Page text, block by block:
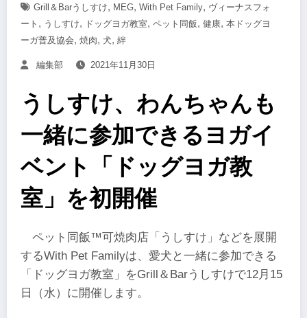
Grill＆Barうしすけ, MEG, With Pet Family, ヴィーナスフォ
ート , うしすけ, ドッグヨガ教室, ペット同飯, 健康, 本ドッグヨ
ーガ普及協会, 焼肉, 犬, 絆
編集部 2021年11月30日
うしすけ、わんちゃんも
一緒に参加できるヨガイ
ベント「ドッグヨガ教
室」を初開催
ペット同飯™可焼肉店「うしすけ」などを展開
するWith Pet Familyは、愛犬と一緒に参加できる
「ドッグヨガ教室」をGrill＆Barうしすけで12月15
日（水）に開催します。